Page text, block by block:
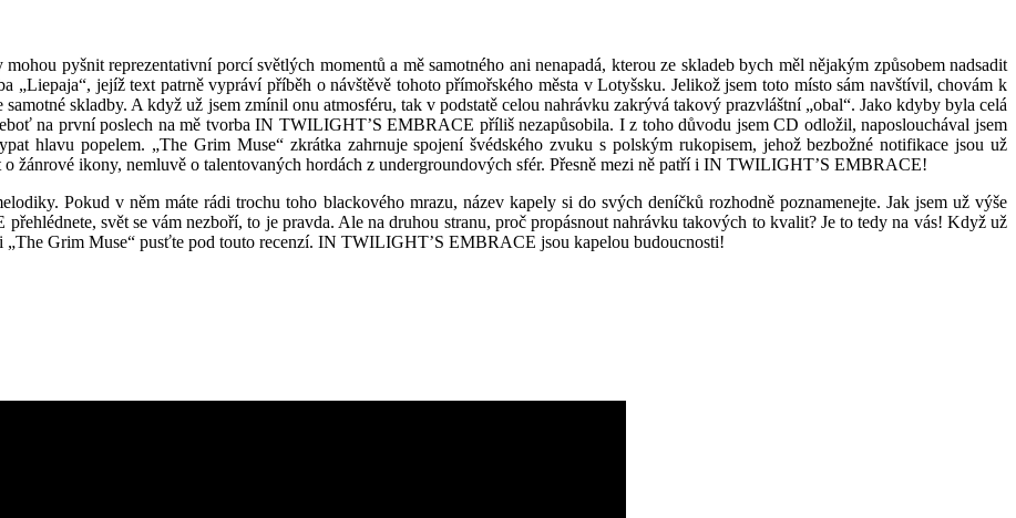
pyšnit reprezentativní porcí světlých momentů a mě samotného ani nenapadá, kterou ze skladeb bych měl nějakým způsobem nadsadit
„Liepaja“, jejíž text patrně vypráví příběh o návštěvě tohoto přímořského města v Lotyšsku. Jelikož jsem toto místo sám navštívil, chovám k
skladby. A když už jsem zmínil onu atmosféru, tak v podstatě celou nahrávku zakrývá takový prazvláštní „obal“. Jako kdyby byla celá
na první poslech na mě tvorba IN TWILIGHT’S EMBRACE příliš nezapůsobila. I z toho důvodu jsem CD odložil, naposlouchával jsem
hlavu popelem. „The Grim Muse“ zkrátka zahrnuje spojení švédského zvuku s polským rukopisem, jehož bezbožné notifikace jsou už
o žánrové ikony, nemluvě o talentovaných hordách z undergroundových sfér. Přesně mezi ně patří i IN TWILIGHT’S EMBRACE!
Pokud v něm máte rádi trochu toho blackového mrazu, název kapely si do svých deníčků rozhodně poznamenejte. Jak jsem už výše
svět se vám nezboří, to je pravda. Ale na druhou stranu, proč propásnout nahrávku takových to kvalit? Je to tedy na vás! Když už
„The Grim Muse“ pusťte pod touto recenzí. IN TWILIGHT’S EMBRACE jsou kapelou budoucnosti!